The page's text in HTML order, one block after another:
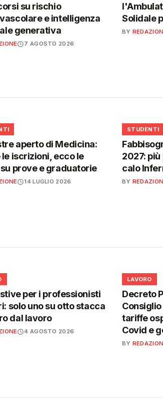
su rischio
e intelligenza
generativa
7 AGOSTO 2026
Solidale
BY
aperto di Medicina:
iscrizioni, ecco le
prove e graduatorie
14 LUGLIO 2026
🎓
STUDENTI
2027:
calo
BY
per i professionisti
solo uno su otto stacca
dal lavoro
4 AGOSTO 2026
💼
LAVORO
Decreto
tariffe
Covid e
BY